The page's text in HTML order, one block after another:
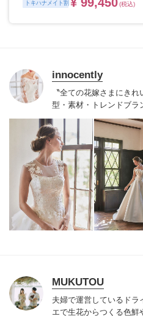
トキハナメイト割 (税込)
innocently
〝全ての花嫁さまにきれ
型・素材・トレンドブラ
る〟幅広いラインナップ
ンにこだわったオリジナ
国内外の有名デザイナー
NYやミラノ・バルセロ
ドレスは全て日本人花嫁
は1903年創業からの伝
お着物や現代の薫りをち
ン。すべての花嫁さまへ
いさせて頂きます。
MUKUTOU
夫婦で運営しているドラ
エで生花からつくる色鮮